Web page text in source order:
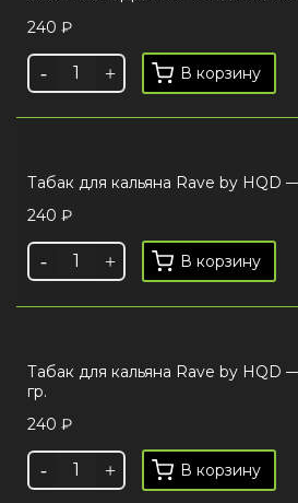
240 ₽
В корзину
Табак для кальяна Rave by
240 ₽
В корзину
Табак для кальяна Rave by
гр.
240 ₽
В корзину